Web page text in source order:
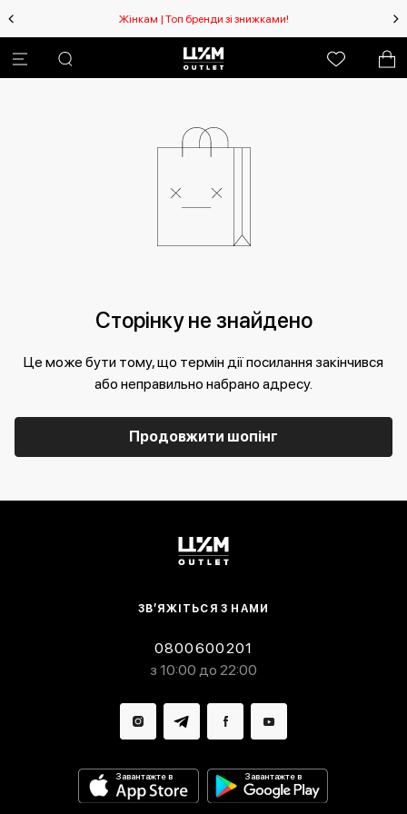
Жінкам | Топ бренди зі знижками!
Сторінку не знайдено
Це може бути тому, що термін дії посилання закінчився
або неправильно набрано адресу.
Продовжити шопінг
ЗВ’ЯЖІТЬСЯ З НАМИ
0800600201
з 10:00 до 22:00
Завантажте в Завантажте в